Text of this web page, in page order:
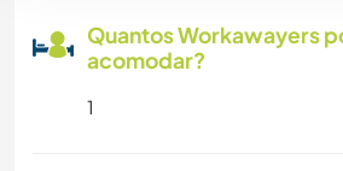
Quantos Workawayers
acomodar?
1